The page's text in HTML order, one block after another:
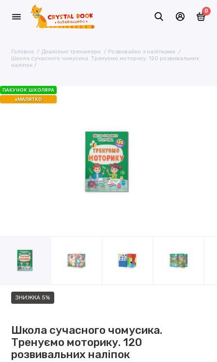
0
Головна Дошкільні тренажери
Розвивайки з наліпками
Школа сучасного чомусика. Тренуємо моторику. 120 розвивальних
наліпок
ПАКУНОК ШКОЛЯРА
єМАЛЯТКО
ЗНИЖКА 5%
Школа сучасного чомусика.
Тренуємо моторику. 120
розвивальних наліпок